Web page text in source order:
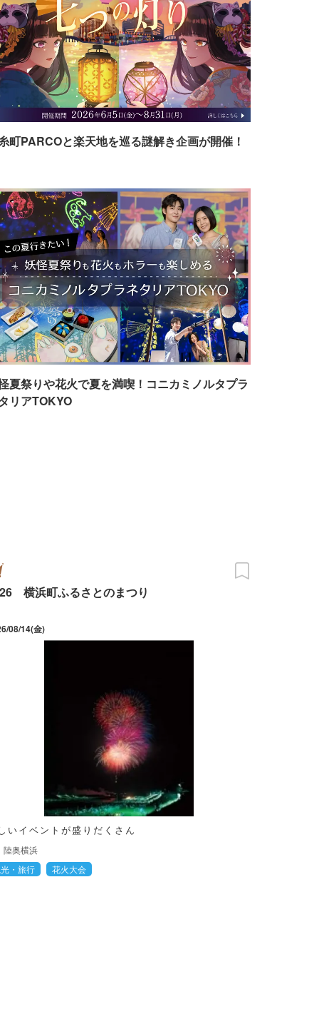
町PARCOと楽天地を巡る謎解き企画が開催！
夏祭りや花火で夏を満喫！コニカミノルタプラ
リアTOKYO
横浜町ふるさとのまつり
08/14(金)
いイベントが盛りだくさん
陸奥横浜
・旅行
花火大会